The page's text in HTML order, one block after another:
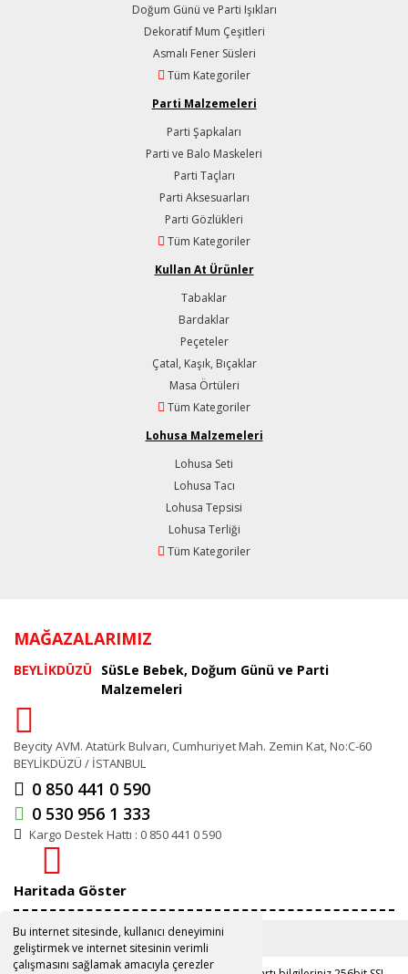
Bu internet sitesinde, kullanıcı deneyimini
geliştirmek ve internet sitesinin verimli
çalışmasını sağlamak amacıyla çerezler
Doğum Günü ve Parti Işıkları
Dekoratif Mum Çeşitleri
Asmalı Fener Süsleri
Tüm Kategoriler
Parti Malzemeleri
Parti Şapkaları
Parti ve Balo Maskeleri
Parti Taçları
Parti Aksesuarları
Parti Gözlükleri
Tüm Kategoriler
Kullan At Ürünler
Tabaklar
Bardaklar
Peçeteler
Çatal, Kaşık, Bıçaklar
Masa Örtüleri
Tüm Kategoriler
Lohusa Malzemeleri
Lohusa Seti
Lohusa Tacı
Lohusa Tepsisi
Lohusa Terliği
Tüm Kategoriler
MAĞAZALARIMIZ
BEYLİKDÜZÜ SüSLe Bebek, Doğum Günü ve Parti
Malzemeleri
Beycity AVM. Atatürk Bulvarı, Cumhuriyet Mah. Zemin Kat, No:C-60
BEYLİKDÜZÜ / İSTANBUL
0 850 441 0 590
0 530 956 1 333
Kargo Destek Hattı : 0 850 441 0 590
Haritada Göster